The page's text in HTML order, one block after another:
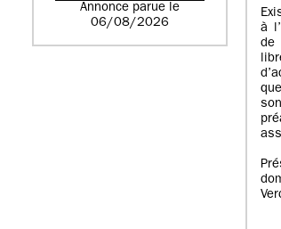
Annonce parue le
06/08/2026
à
de